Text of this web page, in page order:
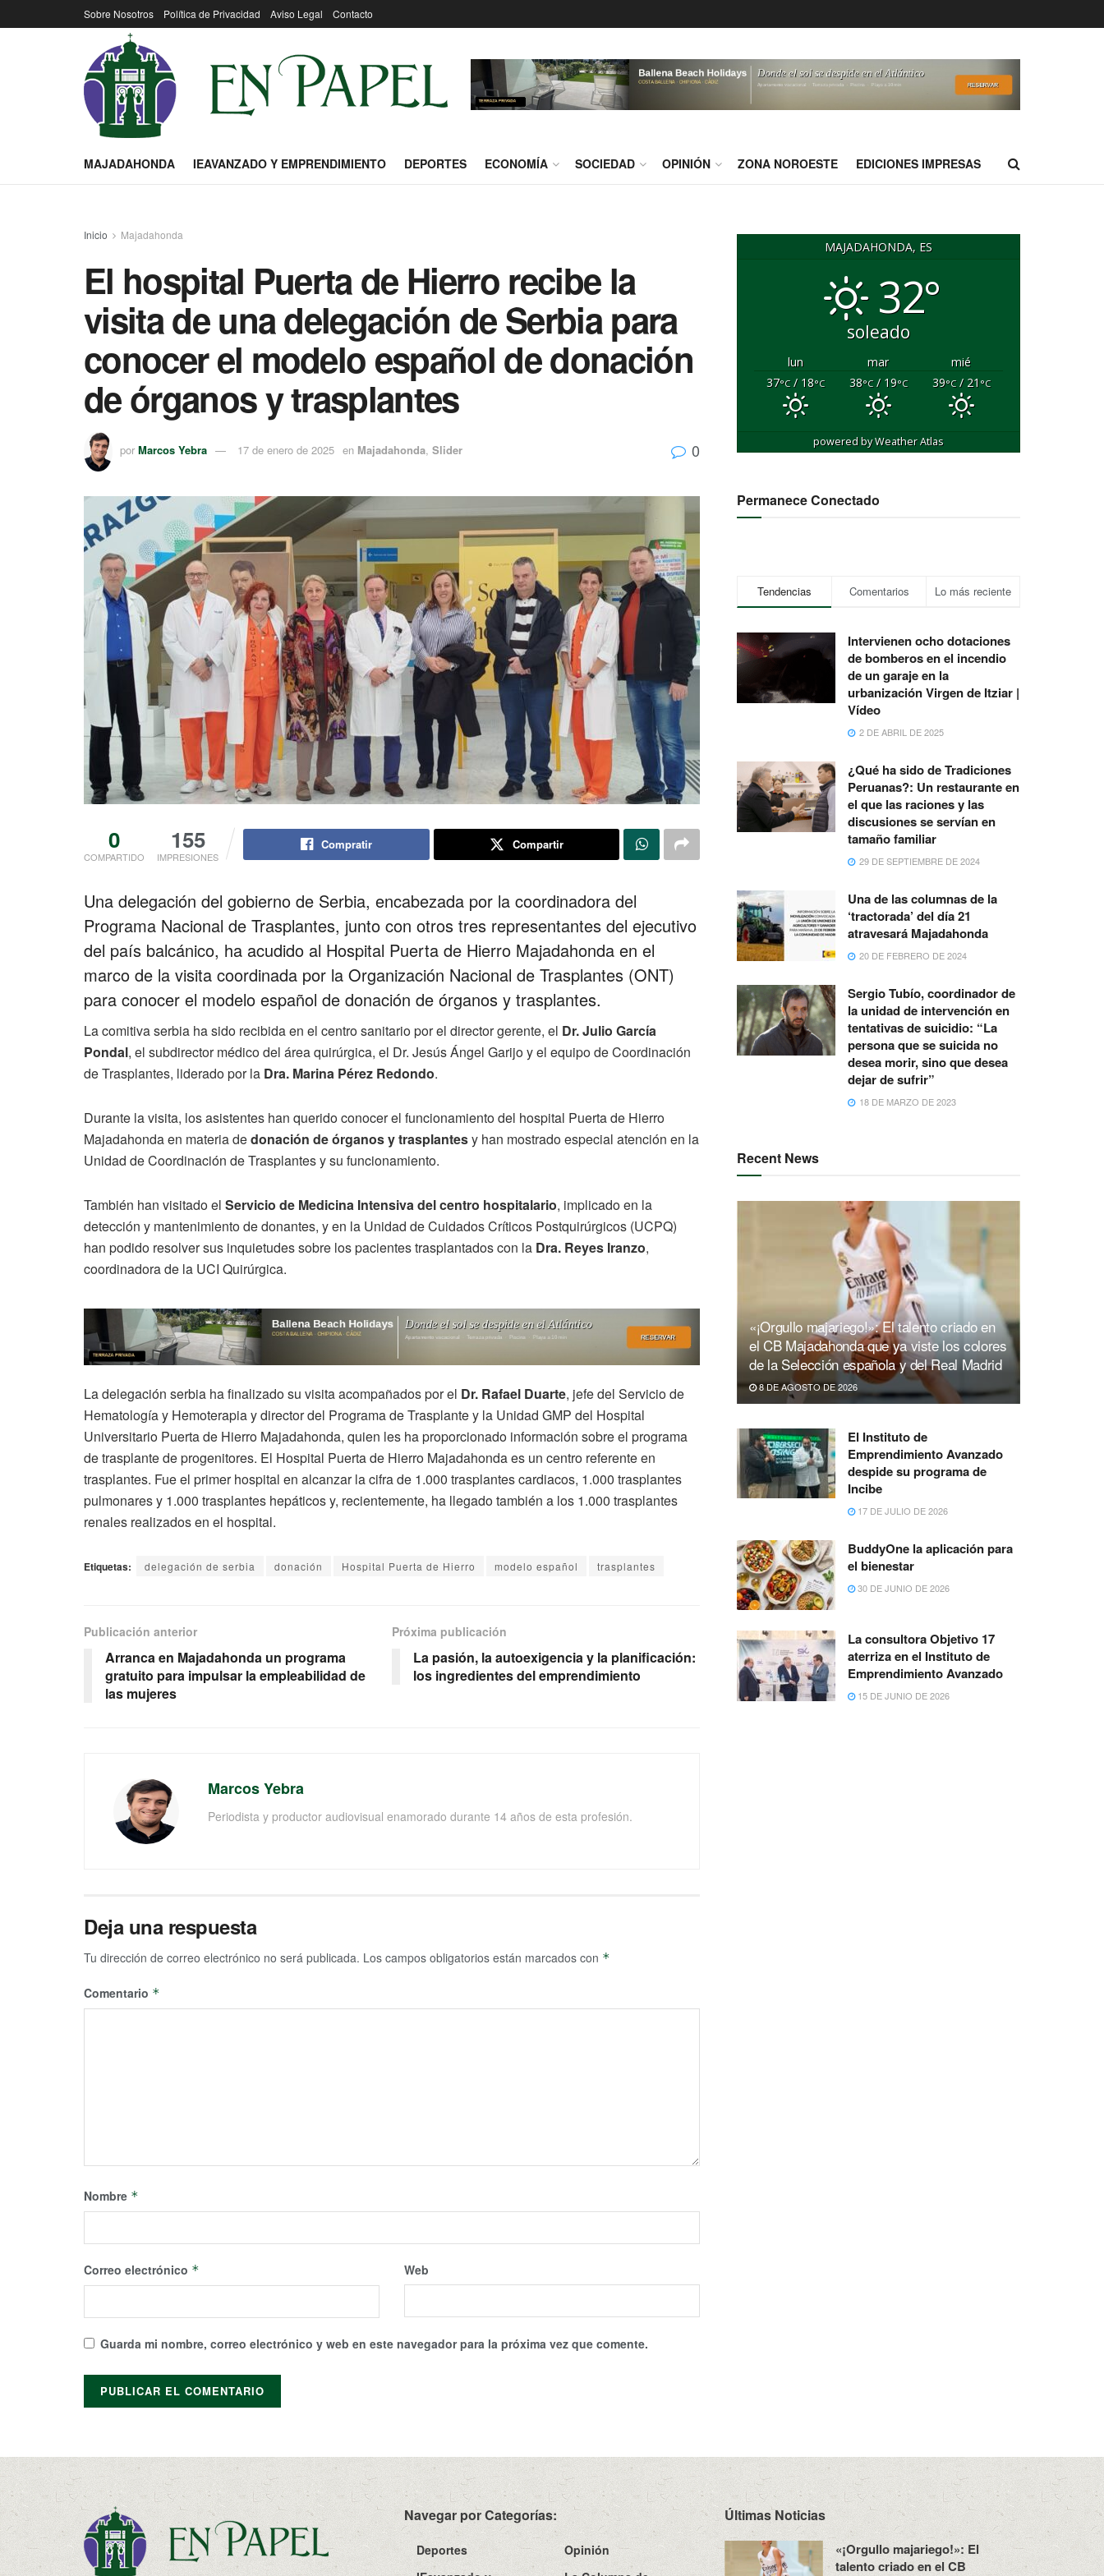
Sobre Nosotros Política de Privacidad Aviso Legal Contacto
MAJADAHONDA IEAVANZADO Y EMPRENDIMIENTO DEPORTES ECONOMÍA SOCIEDAD OPINIÓN ZONA NOROESTE EDICIONES IMPRESAS
Inicio Majadahonda
El hospital Puerta de Hierro recibe la
visita de una delegación de Serbia para
conocer el modelo español de donación
de órganos y trasplantes
por Marcos Yebra 17 de enero de 2025 en Majadahonda, Slider 0
0
COMPARTIDO
155
IMPRESIONES
Compratir Compartir
Una delegación del gobierno de Serbia, encabezada por la coordinadora del
Programa Nacional de Trasplantes, junto con otros tres representantes del ejecutivo
del país balcánico, ha acudido al Hospital Puerta de Hierro Majadahonda en el
marco de la visita coordinada por la Organización Nacional de Trasplantes (ONT)
para conocer el modelo español de donación de órganos y trasplantes.
La comitiva serbia ha sido recibida en el centro sanitario por el director gerente, el Dr. Julio García
Pondal, el subdirector médico del área quirúrgica, el Dr. Jesús Ángel Garijo y el equipo de Coordinación
de Trasplantes, liderado por la Dra. Marina Pérez Redondo.
Durante la visita, los asistentes han querido conocer el funcionamiento del hospital Puerta de Hierro
Majadahonda en materia dedonación de órganos y trasplantesy han mostrado especial atención en la
Unidad de Coordinación de Trasplantes y su funcionamiento.
También han visitado el Servicio de Medicina Intensiva del centro hospitalario, implicado en la
detección y mantenimiento de donantes, y en la Unidad de Cuidados Críticos Postquirúrgicos (UCPQ)
han podido resolver sus inquietudes sobre los pacientes trasplantados con la Dra. Reyes Iranzo,
coordinadora de la UCI Quirúrgica.
La delegación serbia ha finalizado su visita acompañados por el Dr. Rafael Duarte, jefe del Servicio de
Hematología y Hemoterapia y director del Programa de Trasplante y la Unidad GMP del Hospital
Universitario Puerta de Hierro Majadahonda, quien les ha proporcionado información sobre el programa
de trasplante de progenitores. El Hospital Puerta de Hierro Majadahonda es un centro referente en
trasplantes. Fue el primer hospital en alcanzar la cifra de 1.000 trasplantes cardiacos, 1.000 trasplantes
pulmonares y 1.000 trasplantes hepáticos y, recientemente, ha llegado también a los 1.000 trasplantes
renales realizados en el hospital.
Etiquetas: delegación de serbia donación Hospital Puerta de Hierro modelo español trasplantes
Publicación anterior
Arranca en Majadahonda un programa
gratuito para impulsar la empleabilidad de
las mujeres
Próxima publicación
La pasión, la autoexigencia y la planificación:
los ingredientes del emprendimiento
Marcos Yebra
Periodista y productor audiovisual enamorado durante 14 años de esta profesión.
Deja una respuesta
Tu dirección de correo electrónico no será publicada. Los campos obligatorios están marcados con *
Comentario *
Nombre *
Correo electrónico * Web
Guarda mi nombre, correo electrónico y web en este navegador para la próxima vez que comente.
MAJADAHONDA, ES
32°
soleado
lun mar
mié
37°C/ 18°C 38°C/ 19°C 39°C/ 21 °C
powered byWeather Atlas
Permanece Conectado
Tendencias Comentarios Lo más reciente
Intervienen ocho dotaciones
de bomberos en el incendio
de un garaje en la
urbanización Virgen de Itziar |
Vídeo
2 DE ABRIL DE 2025
¿Qué ha sido de Tradiciones
Peruanas?: Un restaurante en
el que las raciones y las
discusiones se servían en
tamaño familiar
29 DE SEPTIEMBRE DE 2024
Una de las columnas de la
‘tractorada’ del día 21
atravesará Majadahonda
20 DE FEBRERO DE 2024
Sergio Tubío, coordinador de
la unidad de intervención en
tentativas de suicidio: “La
persona que se suicida no
desea morir, sino que desea
dejar de sufrir”
18 DE MARZO DE 2023
Recent News
«¡Orgullo majariego!»: El talento criado en
el CB Majadahonda que ya viste los colores
de la Selección española y del Real Madrid
8 DE AGOSTO DE 2026
El Instituto de
Emprendimiento Avanzado
despide su programa de
Incibe
17 DE JULIO DE 2026
BuddyOne la aplicación para
el bienestar
30 DE JUNIO DE 2026
La consultora Objetivo 17
aterriza en el Instituto de
Emprendimiento Avanzado
15 DE JUNIO DE 2026
Navegar por Categorías:
Deportes
Opinión
Últimas Noticias
«¡Orgullo majariego!»: El
talento criado en el CB